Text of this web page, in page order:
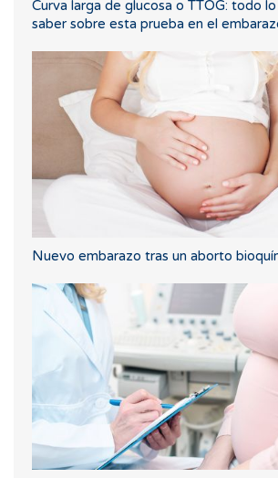
Curva larga de glucosa o TTOG: todo
saber sobre esta prueba en el
Nuevo embarazo tras un aborto